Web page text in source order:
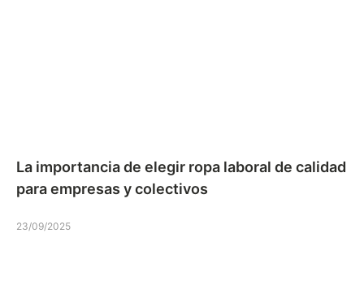
La importancia de elegir ropa laboral de calidad
para empresas y colectivos
23/09/2025